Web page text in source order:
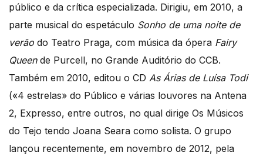
público e da crítica especializada. Dirigiu, em 2010, a
parte musical do espetáculo Sonho de uma noite de
verão do Teatro Praga, com música da ópera Fairy
Queende Purcell, no Grande Auditório do CCB.
Também em 2010, editou o CD As Árias de Luísa Todi
(«4 estrelas» do Público e várias louvores na Antena
2, Expresso, entre outros, no qual dirige Os Músicos
do Tejo tendo Joana Seara como solista. O grupo
lançou recentemente, em novembro de 2012, pela